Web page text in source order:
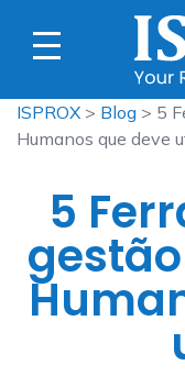
ISPROX > Blog > 5
Humanos que deve
5